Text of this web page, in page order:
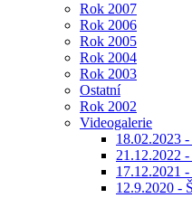
Rok 2007
Rok 2006
Rok 2005
Rok 2004
Rok 2003
Ostatní
Rok 2002
Videogalerie
18.02.2023
21.12.2022
17.12.2021
12.9.2020 -